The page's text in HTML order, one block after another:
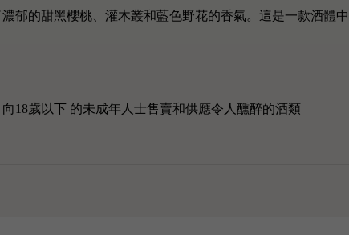
郁的甜黑櫻桃、灌木叢和藍色野花的香氣。這是一款酒體
18歲以下 的未成年人士售賣和供應令人醺醉的酒類